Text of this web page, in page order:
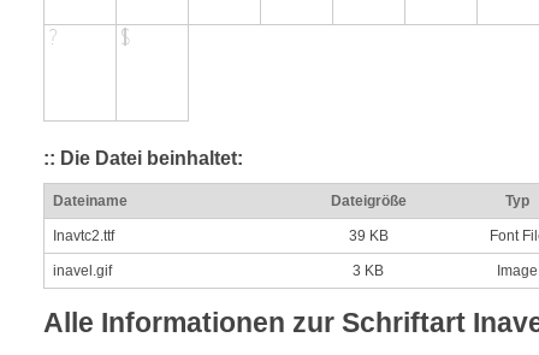
:: Die Datei beinhaltet:
Dateiname Dateigröße Typ
Inavtc2.ttf 39 KB Font
inavel.gif 3 KB Image
Alle Informationen zur Schriftart